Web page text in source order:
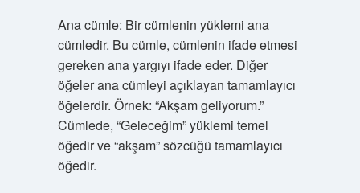
Ana cümle: Bir cümlenin yüklemi ana
cümledir. Bu cümle, cümlenin ifade etmesi
gereken ana yargıyı ifade eder. Diğer
öğeler ana cümleyi açıklayan tamamlayıcı
öğelerdir. Örnek: “Akşam geliyorum.”
Cümlede, “Geleceğim” yüklemi temel
öğedir ve “akşam” sözcüğü tamamlayıcı
öğedir.